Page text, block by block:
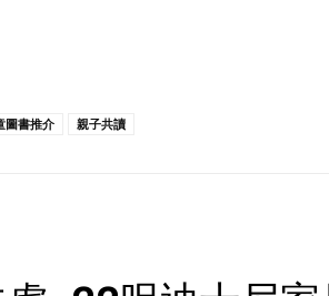
圖書推介 親子共讀